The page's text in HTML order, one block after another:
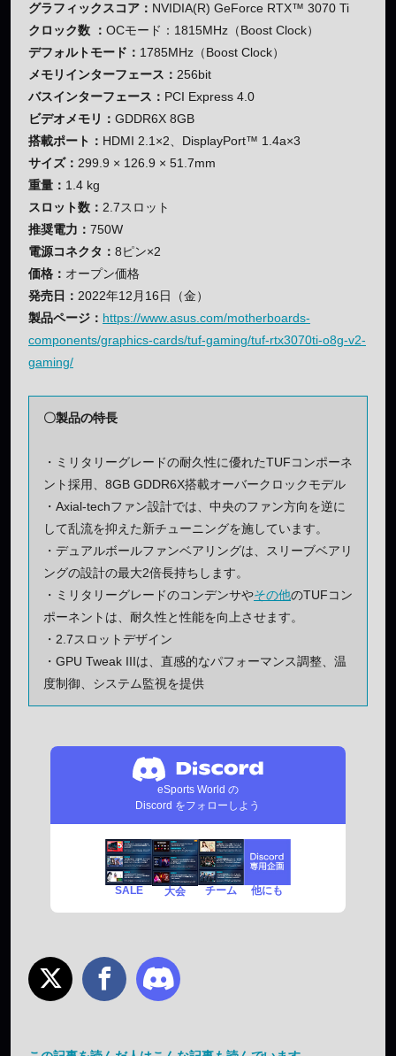
グラフィックスコア： NVIDIA(R) GeForce RTX™ 3070 Ti
クロック数 ： OCモード：1815MHz（Boost Clock）
デフォルトモード： 1785MHz（Boost Clock）
メモリインターフェース： 256bit
バスインターフェース： PCI Express 4.0
ビデオメモリ： GDDR6X 8GB
搭載ポート： HDMI 2.1×2、DisplayPort™ 1.4a×3
サイズ： 299.9 × 126.9 × 51.7mm
重量： 1.4 kg
スロット数： 2.7スロット
推奨電力： 750W
電源コネクタ： 8ピン×2
価格： オープン価格
発売日： 2022年12月16日（金）
製品ページ： https://www.asus.com/motherboards-
components/graphics-cards/tuf-gaming/tuf-rtx3070ti-o8g-v2-
gaming/
〇製品の特長
・ミリタリーグレードの耐久性に優れたTUFコンポーネ
ント採用、8GB GDDR6X搭載オーバークロックモデル
・Axial-techファン設計では、中央のファン方向を逆に
して乱流を抑えた新チューニングを施しています。
・デュアルボールファンベアリングは、スリーブベアリ
ングの設計の最大2倍長持ちします。
・ミリタリーグレードのコンデンサやその他のTUFコン
ポーネントは、耐久性と性能を向上させます。
・2.7スロットデザイン
・GPU Tweak IIIは、直感的なパフォーマンス調整、温
度制御、システム監視を提供
eSports World の
Discord をフォローしよう
SALE 大会 チーム 他にも